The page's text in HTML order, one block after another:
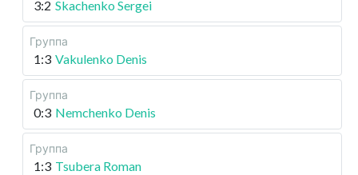
3:2 Skachenko Sergei
Группа
1:3 Vakulenko Denis
Группа
0:3 Nemchenko Denis
Группа
1:3 Tsubera Roman